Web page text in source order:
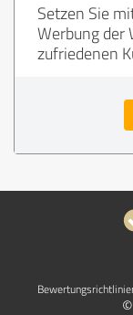
Setzen Sie
Werbung der
zufriedenen
©